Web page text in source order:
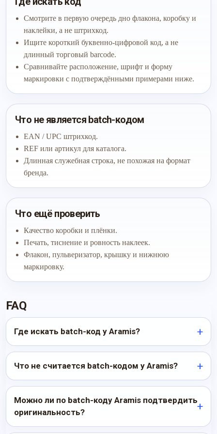
Смотрите в первую очередь дно флакона, коробку и
наклейки, а не штрихкод.
Ищите короткий буквенно-цифровой код, а не
длинный торговый barcode.
Сравнивайте расположение, шрифт и форму
маркировки с подтверждёнными примерами ниже.
Что не является batch-кодом
EAN / UPC штрихкод.
REF или артикул для каталога.
Длинная служебная строка, не похожая на формат
бренда.
Что ещё проверить
Качество коробки и плёнки.
Печать, тиснение и ровность наклеек.
Флакон, пульверизатор, крышку и нижнюю
маркировку.
FAQ
Где искать batch-код у Aramis?
Что не считается batch-кодом у Aramis?
Можно ли по batch-коду Aramis подтвердить
оригинальность?